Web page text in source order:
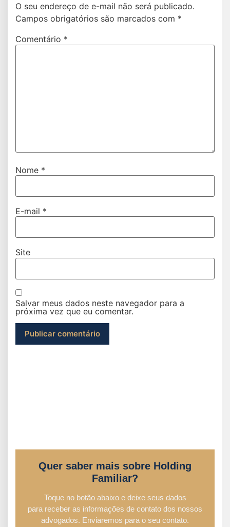
O seu endereço de e-mail não será publicado.
Campos obrigatórios são marcados com *
Comentário *
Nome *
E-mail *
Site
Salvar meus dados neste navegador para a
próxima vez que eu comentar.
Quer saber mais sobre Holding
Familiar?
Toque no botão abaixo e deixe seus dados
para receber as informações de contato dos nossos
advogados. Enviaremos para o seu contato.